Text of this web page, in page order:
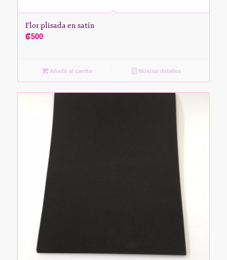
Flor plisada en satín
₡500
Añadir al carrito Mostrar detalles